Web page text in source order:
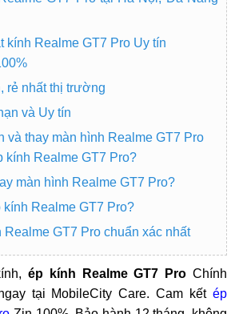
kính Realme GT7 Pro Uy tín
rẻ nhất thị trường
và Uy tín
và thay màn hình Realme GT7 Pro
kính Realme GT7 Pro?
màn hình Realme GT7 Pro?
kính Realme GT7 Pro?
Realme GT7 Pro chuẩn xác nhất
ép kính Realme GT7 Pro Chính
tại MobileCity Care. Cam kết ép